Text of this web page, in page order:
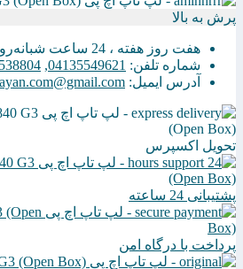
پرش به بالا
هفت روز هفته ، 24 ساعت شبانه‌روز پاسخگوی شما هستیم.
شماره تلفن: 04135549621
,
آدرس ایمیل:
تحویل اکسپرس
پشتیبانی 24 ساعته
پرداخت با درگاه امن